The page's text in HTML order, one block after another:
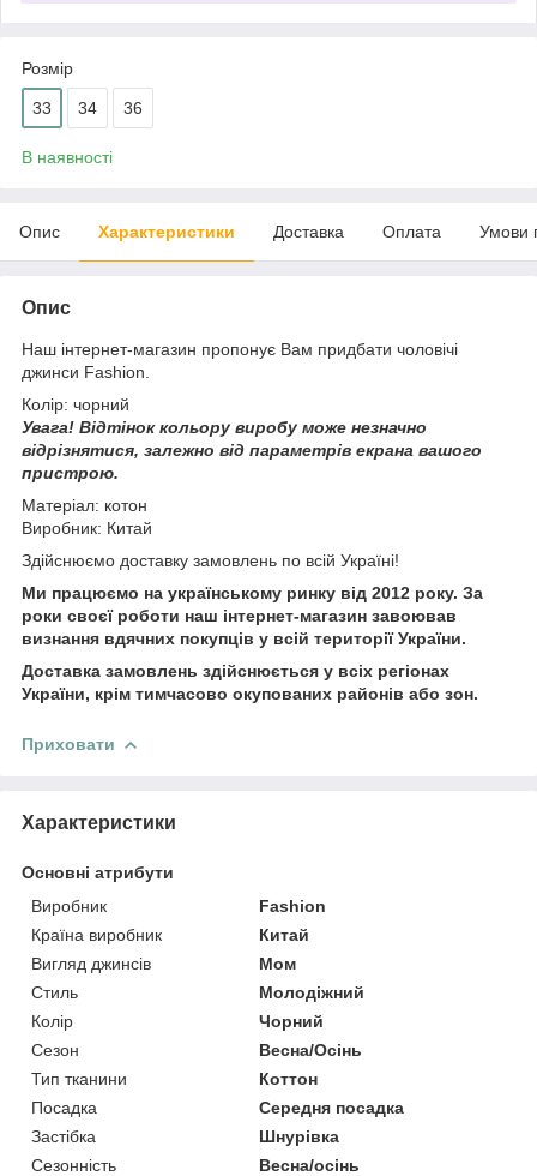
Розмір
33 34 36
В наявності
Опис Характеристики Доставка Оплата Умови
Опис
Наш інтернет-магазин пропонує Вам придбати чоловічі
джинси Fashion.
Колір: чорний
Увага! Відтінок кольору виробу може незначно
відрізнятися, залежно від параметрів екрана вашого
пристрою.
Матеріал: котон
Виробник: Китай
Здійснюємо доставку замовлень по всій Україні!
Ми працюємо на українському ринку від 2012 року. За
роки своєї роботи наш інтернет-магазин завоював
визнання вдячних покупців у всій території України.
Доставка замовлень здійснюється у всіх регіонах
України, крім тимчасово окупованих районів або зон.
Приховати
Характеристики
Основні атрибути
Виробник
Fashion
Країна виробник
Китай
Вигляд джинсів
Мом
Стиль
Молодіжний
Колір
Чорний
Сезон
Весна/Осінь
Тип тканини
Коттон
Посадка
Середня посадка
Застібка
Шнурівка
Сезонність
Весна/осінь